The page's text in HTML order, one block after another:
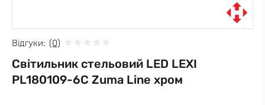
Відгуки: (0)
Світильник стельовий LED LEXI
PL180109-6C Zuma Line хром